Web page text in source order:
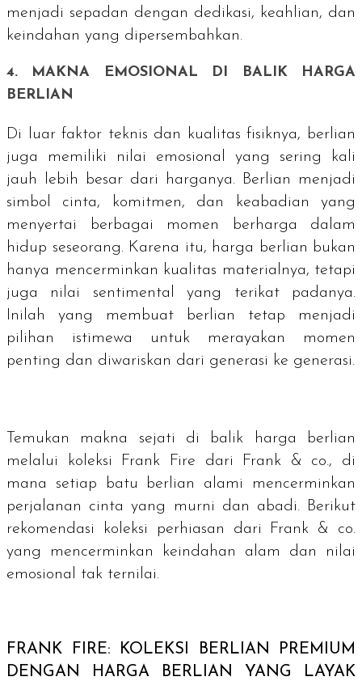
menjadi sepadan dengan dedikasi, keahlian, dan
keindahan yang dipersembahkan.
4. MAKNA EMOSIONAL DI BALIK HARGA
BERLIAN
Di luar faktor teknis dan kualitas fisiknya, berlian
juga memiliki nilai emosional yang sering kali
jauh lebih besar dari harganya. Berlian menjadi
simbol cinta, komitmen, dan keabadian yang
menyertai berbagai momen berharga dalam
hidup seseorang. Karena itu, harga berlian bukan
hanya mencerminkan kualitas materialnya, tetapi
juga nilai sentimental yang terikat padanya.
Inilah yang membuat berlian tetap menjadi
pilihan istimewa untuk merayakan momen
penting dan diwariskan dari generasi ke generasi.
Temukan makna sejati di balik harga berlian
melalui koleksi Frank Fire dari Frank & co., di
mana setiap batu berlian alami mencerminkan
perjalanan cinta yang murni dan abadi. Berikut
rekomendasi koleksi perhiasan dari Frank & co.
yang mencerminkan keindahan alam dan nilai
emosional tak ternilai.
FRANK FIRE: KOLEKSI BERLIAN PREMIUM
DENGAN HARGA BERLIAN YANG LAYAK